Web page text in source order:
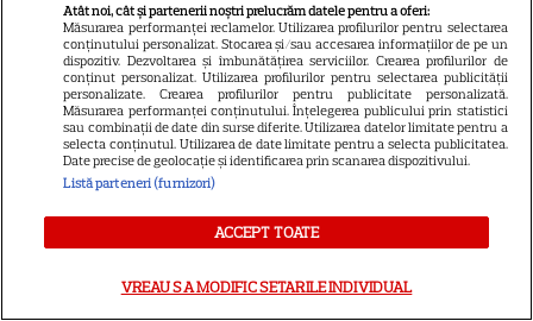
Cum coci vinetele la bloc, fără
să umpli casa de fum
Atât noi, cât și partenerii noștri prelucrăm datele pentru a oferi:
Măsurarea performanței reclamelor. Utilizarea profilurilor pentru selectarea
conținutului personalizat. Stocarea și/sau accesarea informațiilor de pe un
dispozitiv. Dezvoltarea și îmbunătățirea serviciilor. Crearea profilurilor de
conținut personalizat. Utilizarea profilurilor pentru selectarea publicității
personalizate. Crearea profilurilor pentru publicitate personalizată.
Măsurarea performanței conținutului. Înțelegerea publicului prin statistici
sau combinații de date din surse diferite. Utilizarea datelor limitate pentru a
selecta conținutul. Utilizarea de date limitate pentru a selecta publicitatea.
Date precise de geolocație și identificarea prin scanarea dispozitivului.
Listă parteneri (furnizori)
ACCEPT TOATE
VREAU SA MODIFIC SETARILE INDIVIDUAL